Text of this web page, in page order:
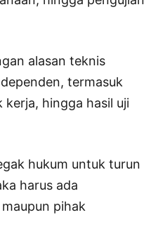
alasan teknis
termasuk
hingga hasil uji
hukum untuk turun
harus ada
pihak